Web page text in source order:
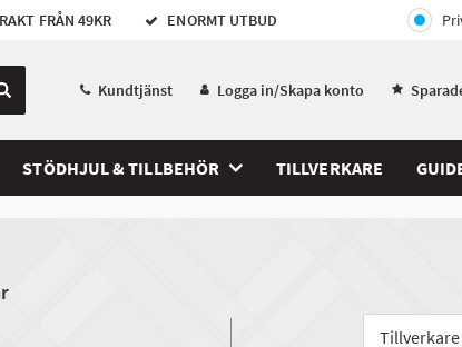
FRÅN 49KR ENORMT UTBUD
Kundtjänst Logga in/Skapa konto
STÖDHJUL & TILLBEHÖR TILLVERKARE